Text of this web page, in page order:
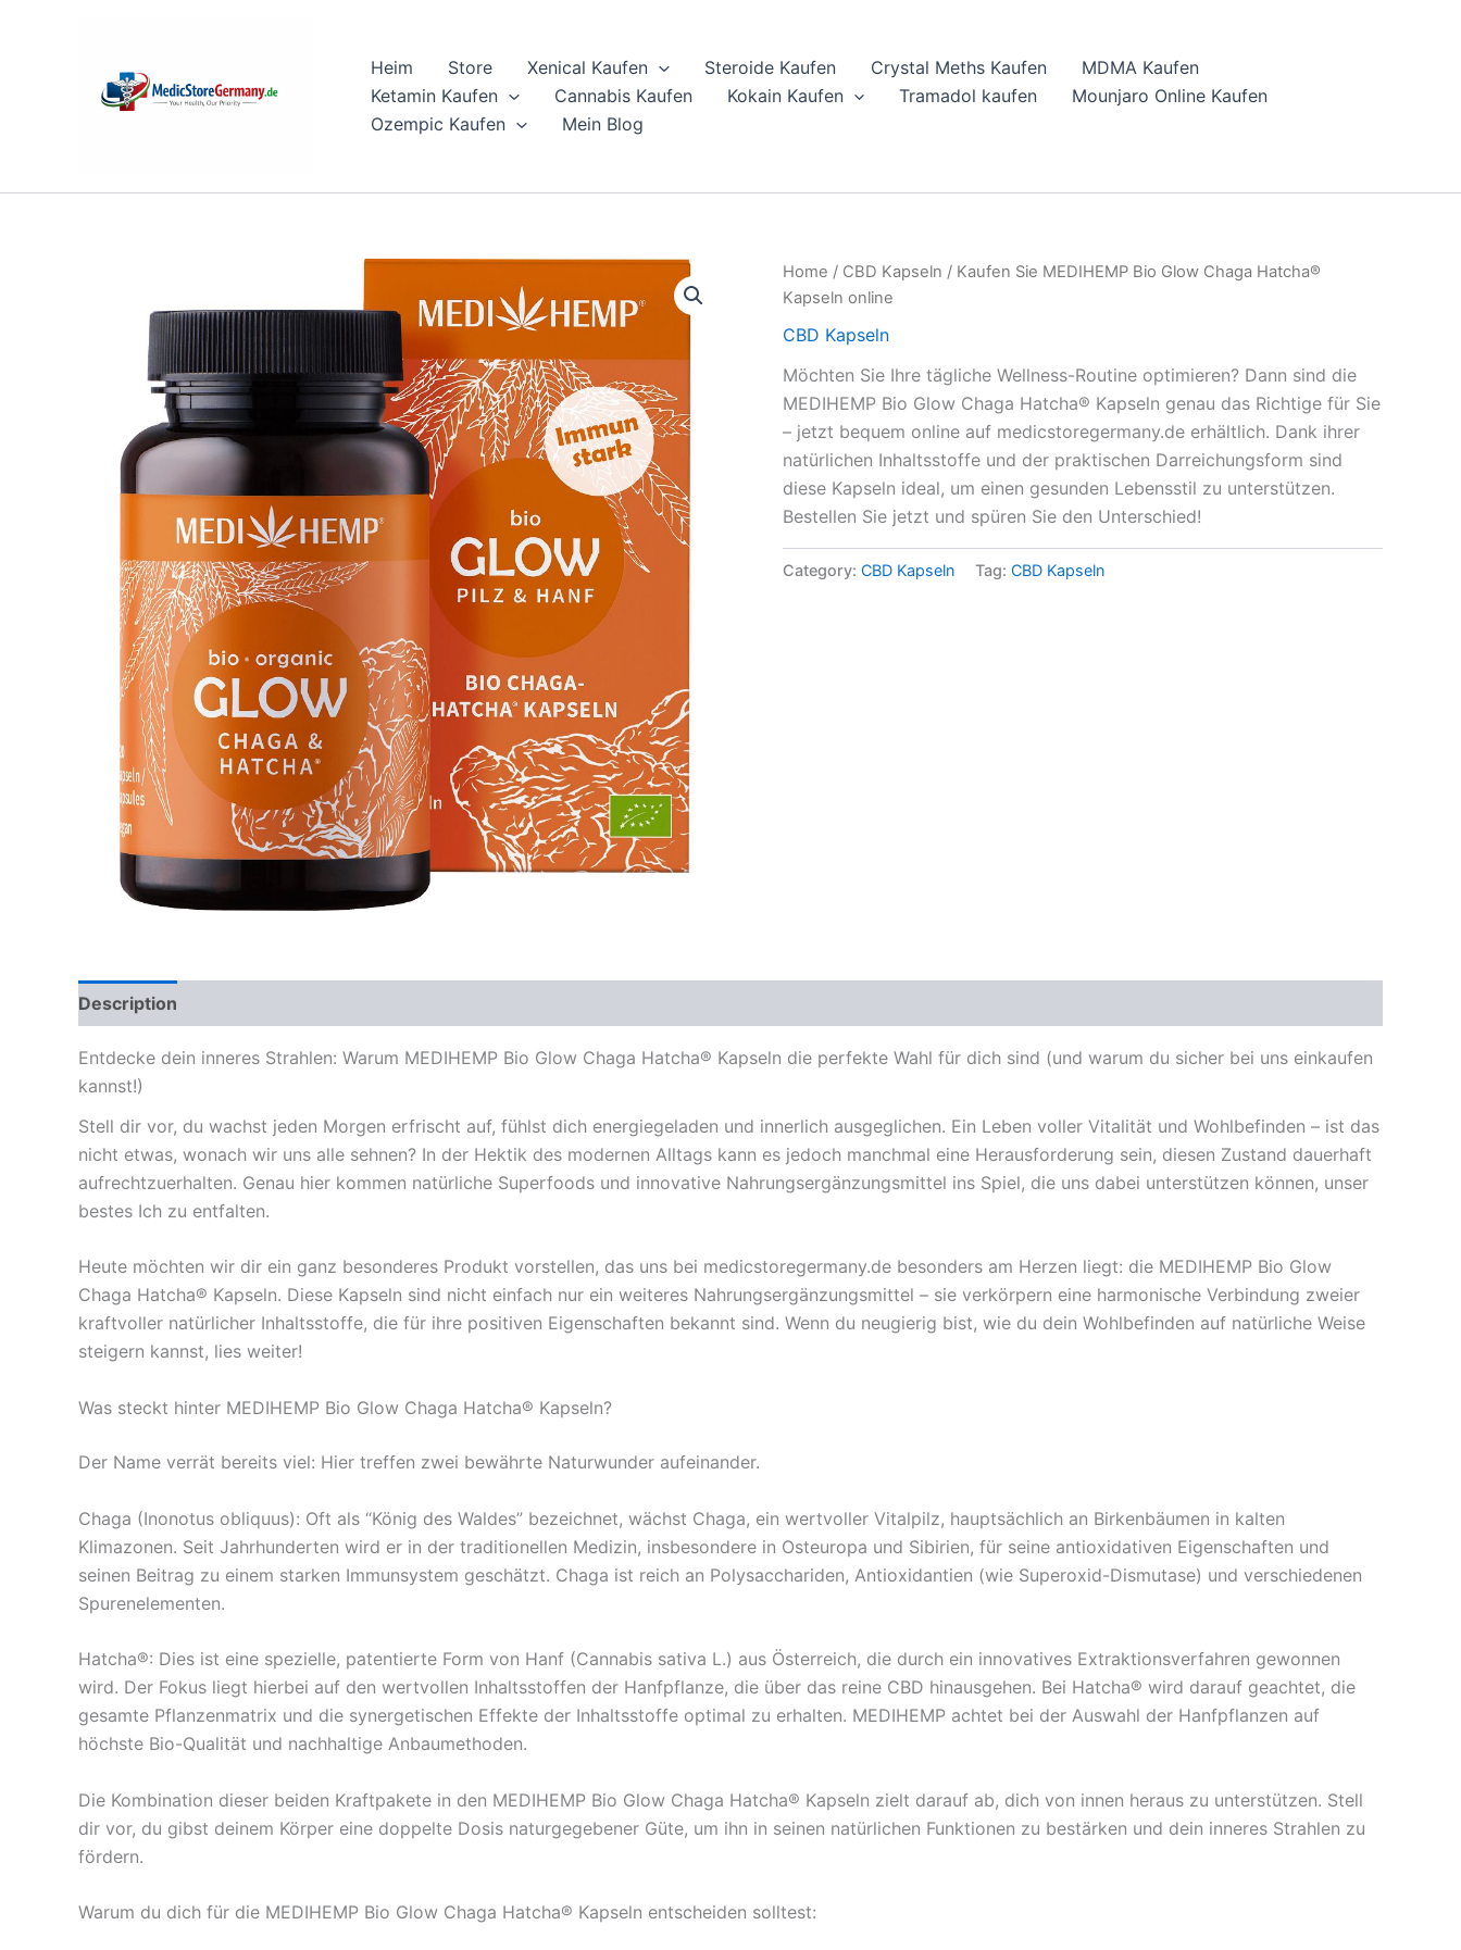
Heim Store Xenical Kaufen Steroide Kaufen Crystal Meths Kaufen
MDMA Kaufen
Ketamin Kaufen
Cannabis Kaufen Kokain Kaufen Tramadol kaufen
Mounjaro Online Kaufen
Ozempic Kaufen
Mein Blog
Home / CBD Kapseln / Kaufen Sie MEDIHEMP Bio Glow Chaga Hatcha®
Kapseln online
CBD Kapseln
Möchten Sie Ihre tägliche Wellness-Routine optimieren? Dann sind die
MEDIHEMP Bio Glow Chaga Hatcha® Kapseln genau das Richtige für Sie
– jetzt bequem online auf medicstoregermany.de erhältlich. Dank ihrer
natürlichen Inhaltsstoffe und der praktischen Darreichungsform sind
diese Kapseln ideal, um einen gesunden Lebensstil zu unterstützen.
Bestellen Sie jetzt und spüren Sie den Unterschied!
Category: CBD Kapseln Tag: CBD Kapseln
Description
Entdecke dein inneres Strahlen: Warum MEDIHEMP Bio Glow Chaga Hatcha® Kapseln die perfekte Wahl für dich sind (und warum du sicher bei uns einkaufen
kannst!)
Stell dir vor, du wachst jeden Morgen erfrischt auf, fühlst dich energiegeladen und innerlich ausgeglichen. Ein Leben voller Vitalität und Wohlbefinden – ist das
nicht etwas, wonach wir uns alle sehnen? In der Hektik des modernen Alltags kann es jedoch manchmal eine Herausforderung sein, diesen Zustand dauerhaft
aufrechtzuerhalten. Genau hier kommen natürliche Superfoods und innovative Nahrungsergänzungsmittel ins Spiel, die uns dabei unterstützen können, unser
bestes Ich zu entfalten.
Heute möchten wir dir ein ganz besonderes Produkt vorstellen, das uns bei medicstoregermany.de besonders am Herzen liegt: die MEDIHEMP Bio Glow
Chaga Hatcha® Kapseln. Diese Kapseln sind nicht einfach nur ein weiteres Nahrungsergänzungsmittel – sie verkörpern eine harmonische Verbindung zweier
kraftvoller natürlicher Inhaltsstoffe, die für ihre positiven Eigenschaften bekannt sind. Wenn du neugierig bist, wie du dein Wohlbefinden auf natürliche Weise
steigern kannst, lies weiter!
Was steckt hinter MEDIHEMP Bio Glow Chaga Hatcha® Kapseln?
Der Name verrät bereits viel: Hier treffen zwei bewährte Naturwunder aufeinander.
Chaga (Inonotus obliquus): Oft als “König des Waldes” bezeichnet, wächst Chaga, ein wertvoller Vitalpilz, hauptsächlich an Birkenbäumen in kalten
Klimazonen. Seit Jahrhunderten wird er in der traditionellen Medizin, insbesondere in Osteuropa und Sibirien, für seine antioxidativen Eigenschaften und
seinen Beitrag zu einem starken Immunsystem geschätzt. Chaga ist reich an Polysacchariden, Antioxidantien (wie Superoxid-Dismutase) und verschiedenen
Spurenelementen.
Hatcha®: Dies ist eine spezielle, patentierte Form von Hanf (Cannabis sativa L.) aus Österreich, die durch ein innovatives Extraktionsverfahren gewonnen
wird. Der Fokus liegt hierbei auf den wertvollen Inhaltsstoffen der Hanfpflanze, die über das reine CBD hinausgehen. Bei Hatcha® wird darauf geachtet, die
gesamte Pflanzenmatrix und die synergetischen Effekte der Inhaltsstoffe optimal zu erhalten. MEDIHEMP achtet bei der Auswahl der Hanfpflanzen auf
höchste Bio-Qualität und nachhaltige Anbaumethoden.
Die Kombination dieser beiden Kraftpakete in den MEDIHEMP Bio Glow Chaga Hatcha® Kapseln zielt darauf ab, dich von innen heraus zu unterstützen. Stell
dir vor, du gibst deinem Körper eine doppelte Dosis naturgegebener Güte, um ihn in seinen natürlichen Funktionen zu bestärken und dein inneres Strahlen zu
fördern.
Warum du dich für die MEDIHEMP Bio Glow Chaga Hatcha® Kapseln entscheiden solltest: